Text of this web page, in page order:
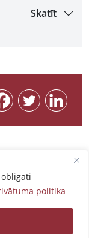
politika
Skatīt